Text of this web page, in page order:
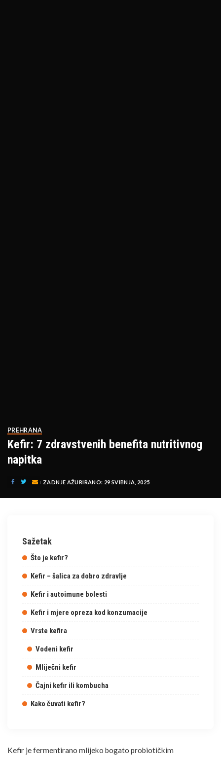
PREHRANA
Kefir: 7 zdravstvenih benefita nutritivnog
napitka
ZADNJE AŽURIRANO: 29 SVIBNJA, 2025
Sažetak
Što je kefir?
Kefir – šalica za dobro zdravlje
Kefir i autoimune bolesti
Kefir i mjere opreza kod konzumacije
Vrste kefira
Vodeni kefir
Mliječni kefir
Čajni kefir ili kombucha
Kako čuvati kefir?
Kefir je fermentirano mlijeko bogato probiotičkim